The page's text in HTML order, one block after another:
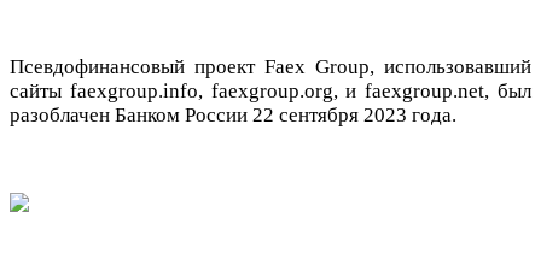
Псевдофинансовый проект Faex Group, использовавший
сайты faexgroup.info, faexgroup.org, и faexgroup.net, был
разоблачен Банком России 22 сентября 2023 года.